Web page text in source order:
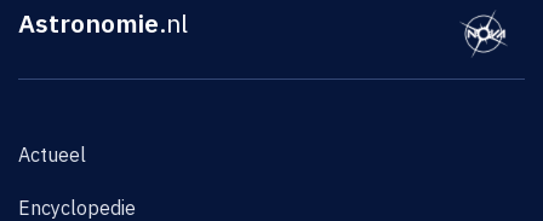
Astronomie.nl
Actueel
Encyclopedie